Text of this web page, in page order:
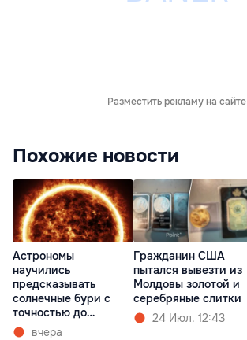
Разместить рекламу на сайте
Похожие новости
Астрономы
научились
предсказывать
солнечные бури с
точностью до
получаса
вчера
Гражданин США
пытался вывезти из
Молдовы золотой и
серебряные слитки
24 Июл. 12:43